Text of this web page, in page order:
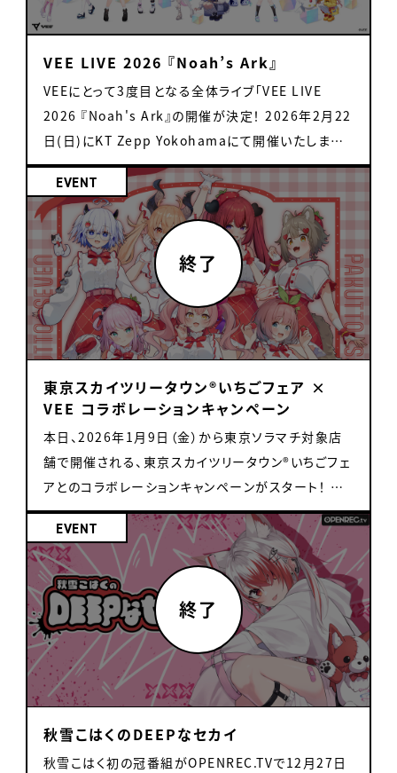
11:00〜 1on1ミート&グリート開始 リアル歌枠・ト
ークイベント スケジュール 10:30〜 入場開始
11:00〜 開演 ※1on1ミーグリチケットとは別途入
場チケットが必要です 会場 東京・秋葉原某所 セキュ
リティの観点から、チケット購入いただいた方に会場
をご案内します。 出演タレント ・1on1ミーグリ 雨庭
やえ/浮々ゆにこ/偉雷アマエ/音門るき/カガセ・ウノ/
カシ・オトハ/甘楽デイティー/月白 累/黒燿リラ/羽澄
さひろ/雛星あいる/日和ちひよ/魔王トゥルシー/マ
ル・ナナモナ/芽々守あん/るみなす・すいーと ・リアル
歌枠 歌枠リレーのような形で、リレー形式で実施する
音楽ライブです。 音源提供：XING INC 11:00〜 甘
楽デイティー 11:20〜 偉雷アマエ 11:40〜 カ
シ・オトハ 12:00〜 月白 累 12:20〜 羽澄さひろ
12:40〜 音門るき 13:00〜 天籠りのん ・トーク
イベント ＜①ファン参加型！お絵描きバトル＞ 会場
にいるファンに協力してもらいながら、タレントと絵し
りとりバトルを行います。 【参加タレント】 雨庭やえ/
羽澄さひろ/雛星あいる/るみなす・すいーと ＜②ファ
ン参加型！デスゲーム 「vs魔王軍」＞ 会場にいるファ
ンは、デスゲームから生還することができるのか？！
【魔王３幹部】 音門るき/黒燿リラ/芽々守あん 【魔
王】 魔王トゥルシー 【魔王軍の下働き】 謎の男 T ＜
③ファン参加型！VEEカルトクイズ＞ VEEタレントの
配信やVEEの公式配信から、3択カルトクイズを開催
します。 出演タレントがくれるヒントを参考に全問正
解を目指せ！！ 【参加タレント】 カシ・オトハ/日和ちひ
よ/マル・ナナモナ/るみなす・すいーと ＜④ファンが
選ぶVEEランキング！＞ 事前にファンから回答しても
らった「VEEタレントにまつわるランキング」を出演タ
レントが順位予想します。 会場のみんなも一緒にラン
VEE LIVE 2026 『Noah’s Ark』
VEEにとって3度目となる全体ライブ「VEE LIVE
2026 『Noah's Ark』の開催が決定！ 2026年2月22
日(日)にKT Zepp Yokohamaにて開催いたします。
新たに、みなとん。を所属タレントに加え総勢22名の
タレントが出演いたします。 みなさまのご来場お待ち
しております。 ■公演概要 公演タイトル： VEE LIVE
2026 『Noah's Ark』 日時：2026年2月22日(日)
開場 17:00 開演 18:00 会場：KT Zepp
Yokohama
https://www.zepp.co.jp/hall/yokohama/ 出
演者：亞生うぱる、天籠りのん、雨庭やえ、浮々ゆに
こ、 偉雷アマエ、桜鳥ミーナ、音門るき、カガセ・ウノ、
カシ・オトハ、甘楽デイティー、 北白川かかぽ、月白
累、黒燿リラ、言のハ、魔王トゥルシー、みなとん。、羽
澄さひろ、雛星あいる、日和ちひよ、マル・ナナモナ、
芽々守あん、るみなす・すいーと ■チケット情報 ・S
指定席(Noah's Arkオリジナルパーカー付き・前方
中央エリア座席)：15,000円（税込）
EVENT
東京スカイツリータウン®いちごフェア ×
VEE コラボレーションキャンペーン
本日、2026年1月9日（金）から東京ソラマチ対象店
舗で開催される、東京スカイツリータウン®いちごフェ
アとのコラボレーションキャンペーンがスタート！ キ
ャンペーン期間中は、コラボ対象店舗で「いちごフェ
ア」の商品を購入すると、イベント限定オリジナルコ
ースターをプレゼント！ また東京ソラマチ施設内のビ
ジョンやサイネージでは、本コラボキャンペーンのス
ペシャルムービーやビジュアルが展開されているの
で、ぜひ足を運んでみてください！ さらに東京ソラマ
チ公式サイトではキャンペーン告知動画も公開して
おりますので、そちらもお見逃しなく！ ▼特設サイト
はこちら https://www.tokyo-
solamachi.jp/strawberry/ 本キャンペーンでは、
亞生うぱる、雨庭やえ、音門るき、カガセ・ウノ、魔王ト
EVENT
秋雪こはくのDEEPなセカイ
秋雪こはく初の冠番組がOPENREC.TVで12月27日